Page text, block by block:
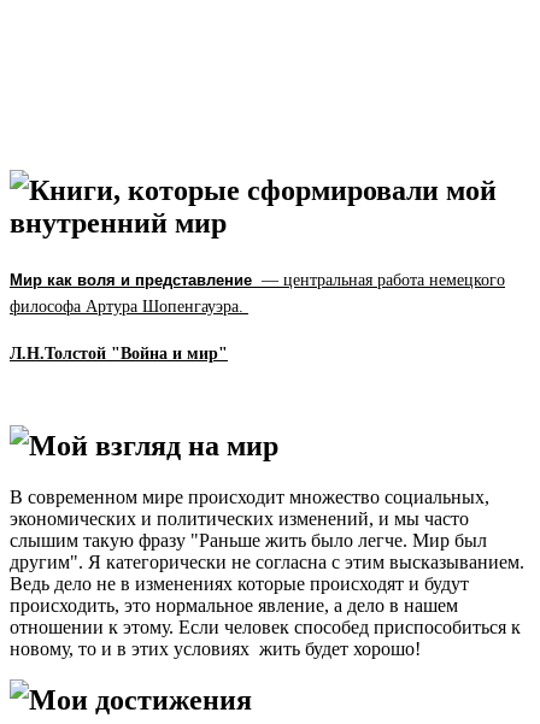
Книги, которые сформировали мой
внутренний мир
Мир как воля и представление — центральная работа немецкого
философа Артура Шопенгауэра.
Л.Н.Толстой "Война и мир"
Мой взгляд на мир
В современном мире происходит множество социальных,
экономических и политических изменений, и мы часто
слышим такую фразу "Раньше жить было легче. Мир был
другим". Я категорически не согласна с этим высказыванием.
Ведь дело не в изменениях которые происходят и будут
происходить, это нормальное явление, а дело в нашем
отношении к этому. Если человек способед приспособиться к
новому, то и в этих условиях жить будет хорошо!
Мои достижения